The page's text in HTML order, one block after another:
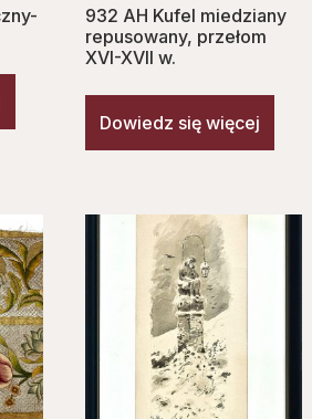
932 AH Kufel miedziany
repusowany, przełom
XVI-XVII w.
Dowiedz się więcej